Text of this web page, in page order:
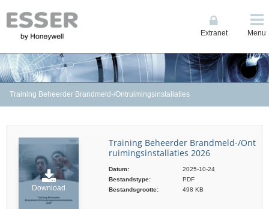
Extranet Menu
Training Beheerder Brandmeld-/Ontruimingsinstallaties
Download
Training Beheerder Brandmeld-/Ont
ruimingsinstallaties 2026
Datum:
2025-10-24
Bestandstype:
PDF
Bestandsgrootte:
498 KB